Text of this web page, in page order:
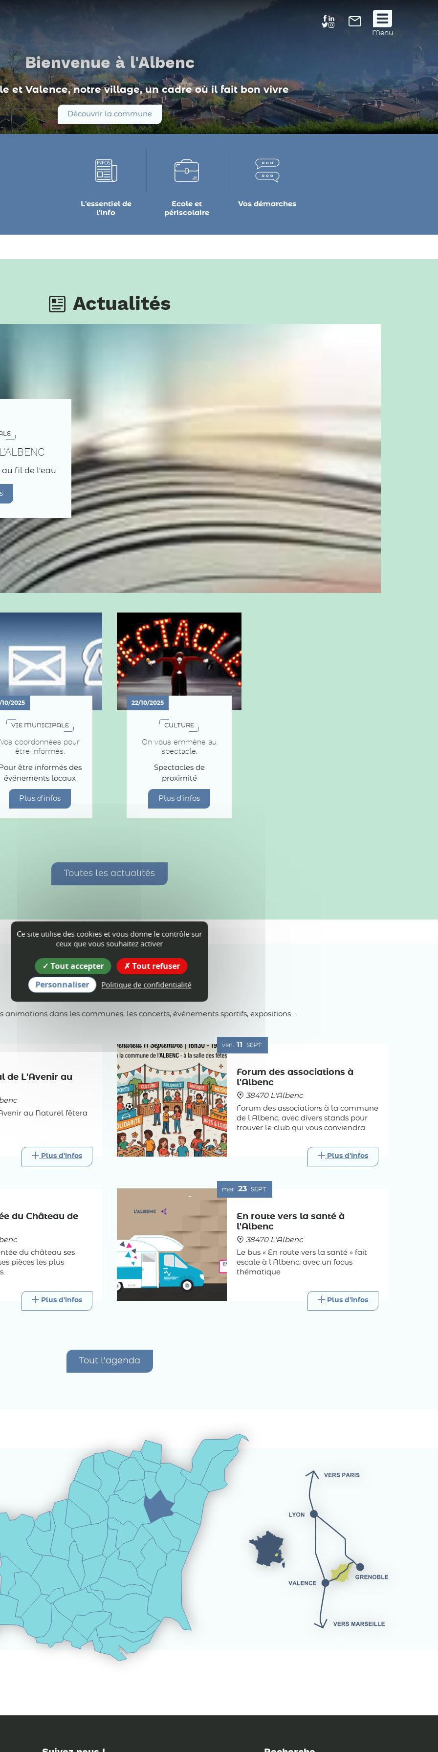
Menu
Bienvenue à l'Albenc
et Valence, notre village, un cadre où il fait bon vivre
Découvrir la commune
L'essentiel de
l'info
Ecole et
périscolaire
Vos démarches
Actualités
au fil de l'eau
10/2025
VIE MUNICIPALE
Vos coordonnées pour
être informés.
être informés des
événements locaux
Plus d'infos
22/10/2025
CULTURE
On vous emmène au
spectacle.
Spectacles de
proximité
Plus d'infos
Toutes les actualités
Agenda
animations dans les communes, les concerts, événements sportifs, expositions...
de L'Avenir au
au Naturel fêtera
Plus d'infos
ven. 11 SEPT.
Forum des associations à
l'Albenc
38470 L'Albenc
Forum des associations à la commune
de l'Albenc, avec divers stands pour
trouver le club qui vous conviendra.
Plus d'infos
du Château de
du château ses
pièces les plus
Plus d'infos
mer. 23 SEPT.
En route vers la santé à
l'Albenc
38470 L'Albenc
Le bus « En route vers la santé » fait
escale à l'Albenc, avec un focus
thématique
Plus d'infos
Tout l'agenda
Ce site utilise des cookies et vous donne le contrôle sur
ceux que vous souhaitez activer
Tout accepter
Tout refuser
Personnaliser
Politique de confidentialité